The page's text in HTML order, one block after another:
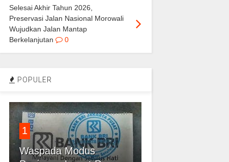
Selesai Akhir Tahun 2026,
Preservasi Jalan Nasional Morowali
Wujudkan Jalan Mantap
Berkelanjutan
0
POPULER
1
Waspada Modus